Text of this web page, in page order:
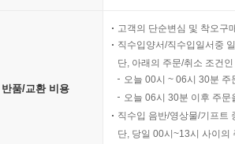
반품/교환 비용
고객의 단순변심 및 착오구
직수입양서/직수입일서중
단, 아래의 주문/취소 조건
오늘 00시 ~ 06시 30분
오늘 06시 30분 이후 주
직수입 음반/영상물/기프트
단, 당일 00시~13시 사이의